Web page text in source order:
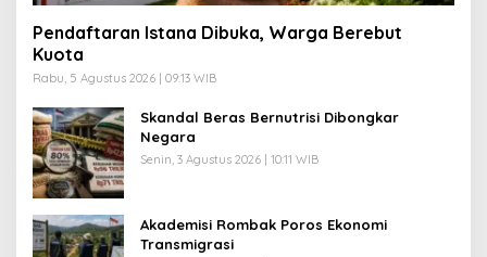
Pendaftaran Istana Dibuka, Warga Berebut
Kuota
Rabu, 5 Agustus 2026 | 09:13 WIB
Skandal Beras Bernutrisi Dibongkar
Negara
Senin, 3 Agustus 2026 | 10:11 WIB
Akademisi Rombak Poros Ekonomi
Transmigrasi